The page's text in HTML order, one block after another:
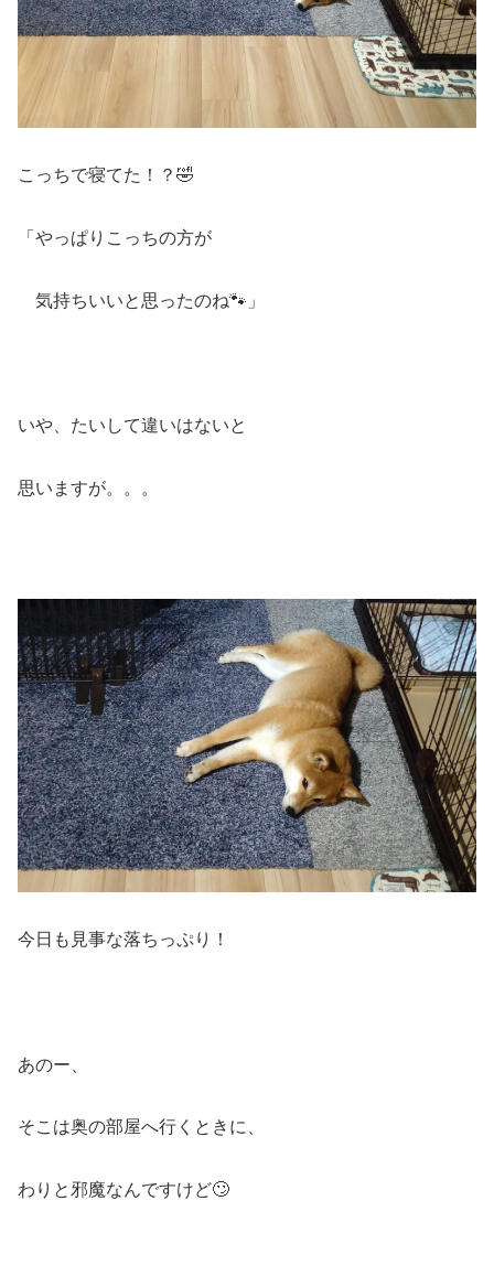
こっちで寝てた！？🤣
「やっぱりこっちの方が
気持ちいいと思ったのね🐾」
いや、たいして違いはないと
思いますが。。。
今日も見事な落ちっぷり！
あのー、
そこは奥の部屋へ行くときに、
わりと邪魔なんですけど🙄